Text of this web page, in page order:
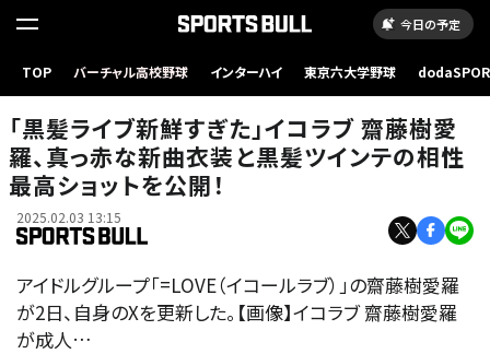
今日の予定
TOP バーチャル高校野球 インターハイ 東京六大学野球
「黒髪ライブ新鮮すぎた」イコラブ 齋藤樹愛
羅、真っ赤な新曲衣装と黒髪ツインテの相性
最高ショットを公開！
2025.02.03 13:15
アイドルグループ「=LOVE（イコールラブ）」の齋藤樹愛羅
が2日、自身のXを更新した。【画像】イコラブ 齋藤樹愛羅
が成人…